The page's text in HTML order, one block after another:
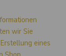
wir Sie
eines